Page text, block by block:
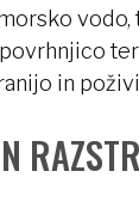
vodo,
in